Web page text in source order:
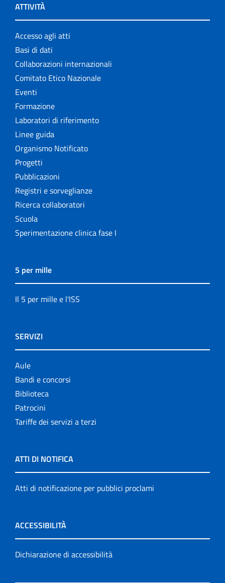
ATTIVITÀ
Accesso agli atti
Basi di dati
Collaborazioni internazionali
Comitato Etico Nazionale
Eventi
Formazione
Laboratori di riferimento
Linee guida
Organismo Notificato
Progetti
Pubblicazioni
Registri e sorveglianze
Ricerca collaboratori
Scuola
Sperimentazione clinica fase I
5 per mille
Il 5 per mille e l'ISS
SERVIZI
Aule
Bandi e concorsi
Biblioteca
Patrocini
Tariffe dei servizi a terzi
ATTI DI NOTIFICA
Atti di notificazione per pubblici proclami
ACCESSIBILITÀ
Dichiarazione di accessibilità